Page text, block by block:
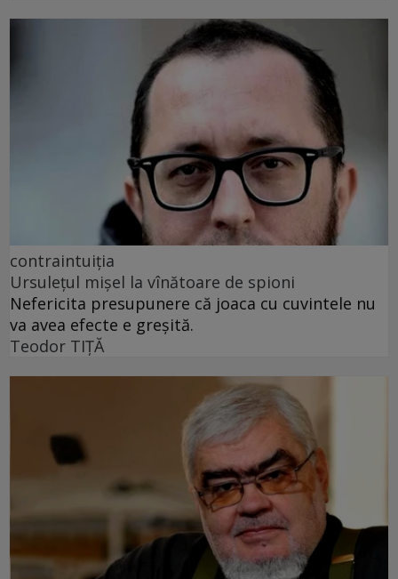
contraintuiția
Ursulețul mișel la vînătoare de spioni
Nefericita presupunere că joaca cu cuvintele nu
va avea efecte e greșită.
Teodor TIŢĂ